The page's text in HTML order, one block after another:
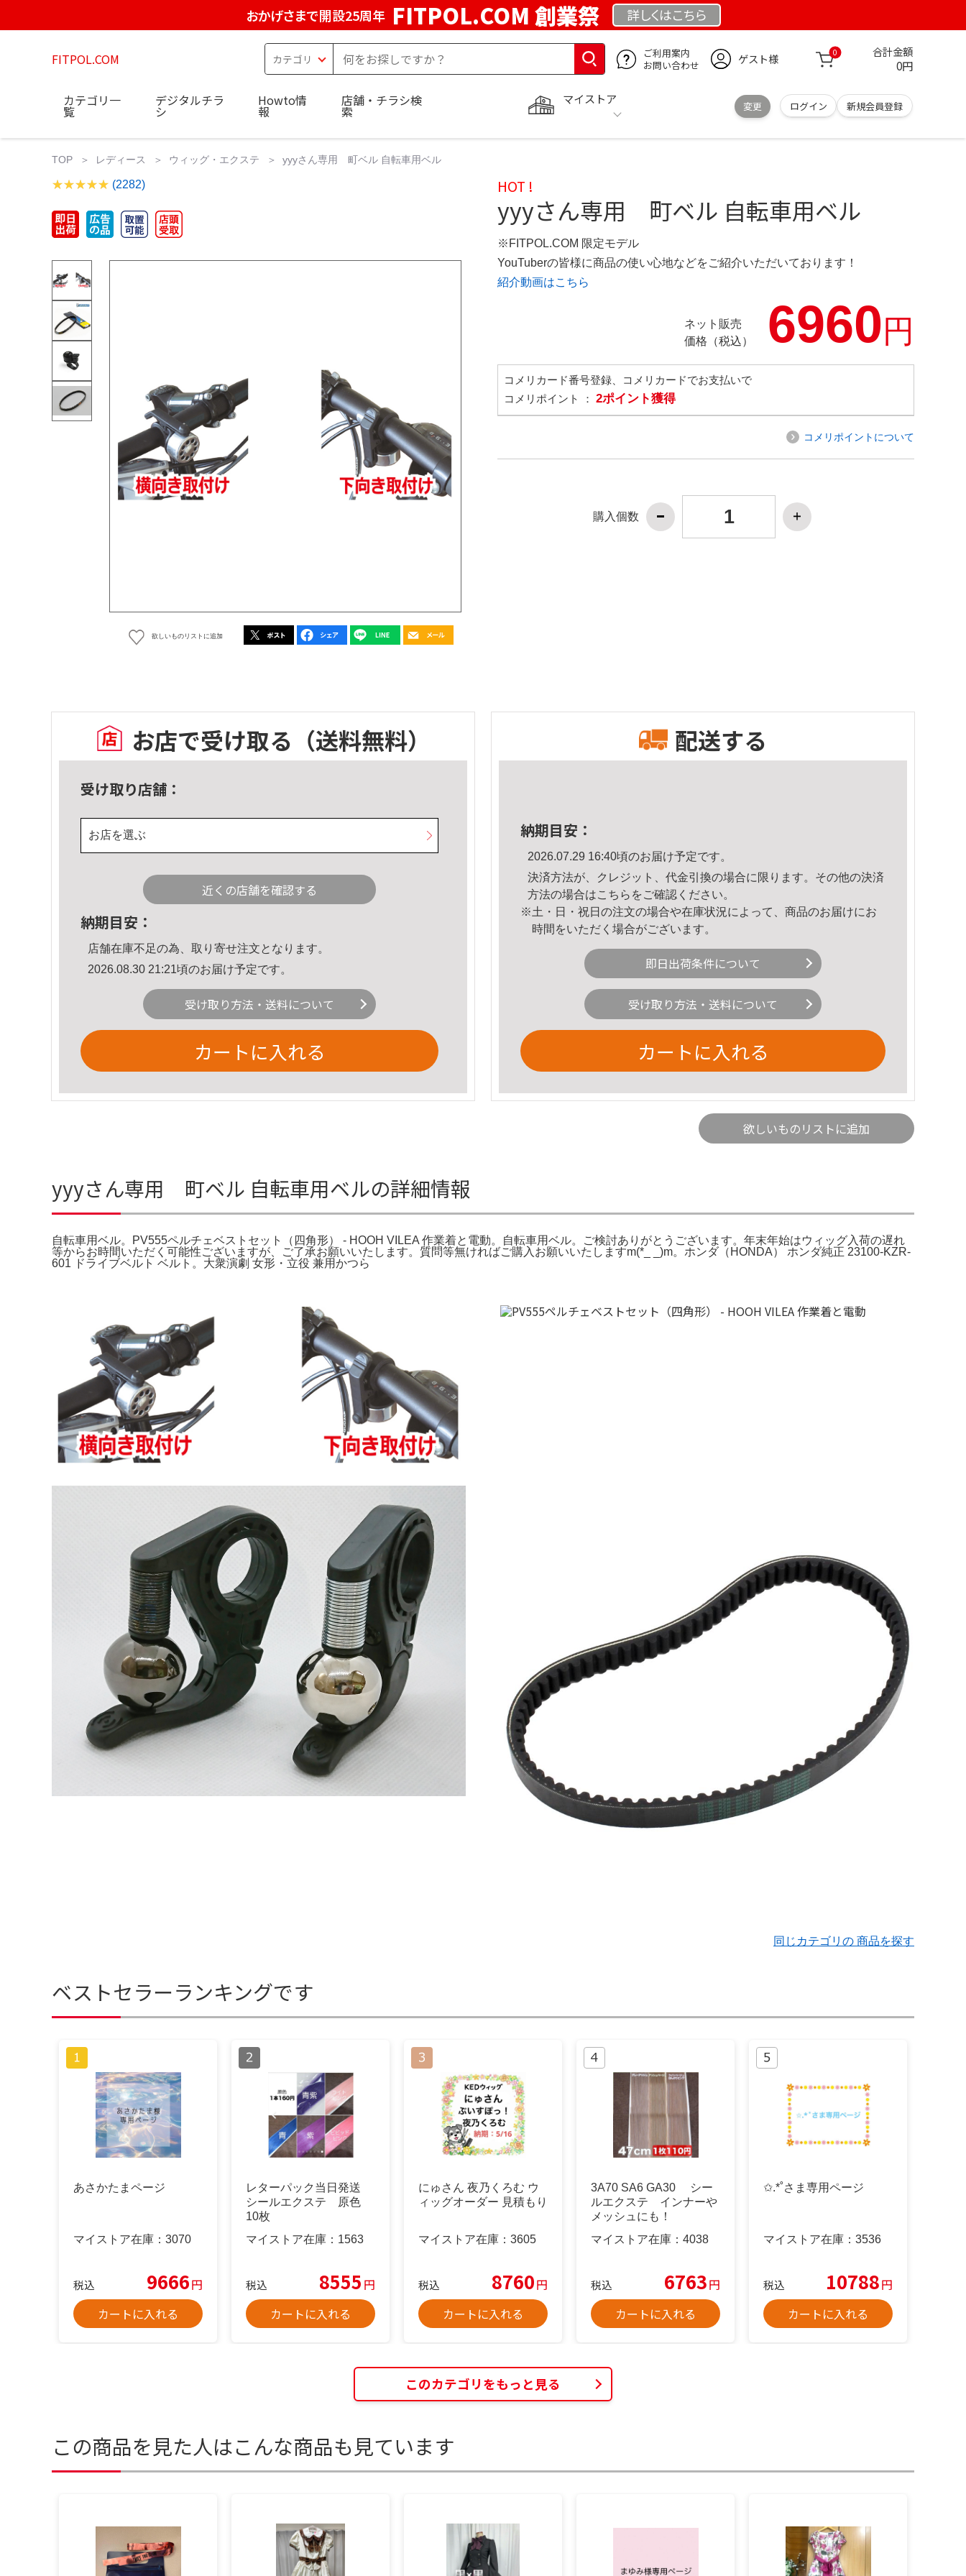
おかげさまで開設25周年 FITPOL.COM 創業祭 詳しくはこちら
FITPOL.COM
ご利用案内
お問い合わせ
ゲスト様 0 合計金額
0円
マイストア
変更 ログイン 新規会員登録
カテゴリ一
覧
デジタルチラ
シ
Howto情
報
店舗・チラシ検
索
TOP レディース ウィッグ・エクステ yyyさん専用 町ベル 自転車用ベル
(2282)
欲しいものリストに追加
HOT !
yyyさん専用 町ベル 自転車用ベル
※FITPOL.COM 限定モデル
YouTuberの皆様に商品の使い心地などをご紹介いただいております！
紹介動画はこちら
ネット販売
価格（税込）
6960円
コメリカード番号登録、コメリカードでお支払いで
コメリポイント ： 2ポイント獲得
コメリポイントについて
購入個数
お店で受け取る （送料無料）
受け取り店舗：
お店を選ぶ
近くの店舗を確認する
納期目安：
店舗在庫不足の為、取り寄せ注文となります。
2026.08.30 21:21頃のお届け予定です。
受け取り方法・送料について
カートに入れる
配送する
納期目安：
2026.07.29 16:40頃のお届け予定です。
決済方法が、クレジット、代金引換の場合に限ります。その他の決済
方法の場合はこちら をご確認ください。
※土・日・祝日の注文の場合や在庫状況によって、商品のお届けにお
時間をいただく場合がございます。
即日出荷条件について
受け取り方法・送料について
カートに入れる
欲しいものリストに追加
yyyさん専用 町ベル 自転車用ベルの詳細情報
自転車用ベル。PV555ペルチェベストセット（四角形） - HOOH VILEA 作業着と電動。自転車用ベル。ご検討ありがとうございます。年末年始はウィッグ入荷の遅れ
等からお時間いただく可能性ございますが、ご了承お願いいたします。質問等無ければご購入お願いいたしますm(*_ _)m。ホンダ（HONDA） ホンダ純正 23100-KZR-
601 ドライブベルト ベルト。大衆演劇 女形・立役 兼用かつら
同じカテゴリの 商品を探す
ベストセラーランキングです
あさかたまページ
マイストア在庫： 3070
税込 9666円
カートに入れる
レターパック当日発送
シールエクステ 原色
10枚
マイストア在庫： 1563
税込 8555 円
カートに入れる
にゅさん 夜乃くろむ ウ
ィッグオーダー 見積もり
マイストア在庫： 3605
税込 8760円
カートに入れる
3A70 SA6 GA30 シー
ルエクステ インナーや
メッシュにも！
マイストア在庫： 4038
税込 6763円
カートに入れる
✩.*˚さま専用ページ
マイストア在庫： 3536
税込 10788円
カートに入れる
このカテゴリをもっと見る
この商品を見た人はこんな商品も見ています